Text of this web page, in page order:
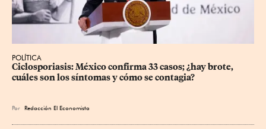
POLÍTICA
Ciclosporiasis: México confirma 33 casos; ¿hay brote,
cuáles son los síntomas y cómo se contagia?
Por Redacción El Economista